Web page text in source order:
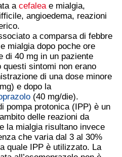
a cefaleae mialgia,
angioedema, reazioni
a comparsa di febbre
mialgia dopo poche ore
di 40 mg in un paziente
sintomi non erano
di una dose minore
e dopo la
(40 mg/die).
pompa protonica (IPP) è un
delle reazioni da
la mialgia risultano invece
che varia dal 3 al 30%
quale IPP è utilizzato. La